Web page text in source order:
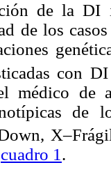
de la DI
de los
con
médico de
de
cuadro 1 .